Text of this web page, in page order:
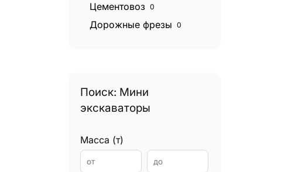
Цементовоз 0
Дорожные фрезы 0
Эвакуаторы
Грейдеры
Грейферные погрузчики 0
Гудронаторы
Поиск: Мини
экскаваторы
Масса (т)